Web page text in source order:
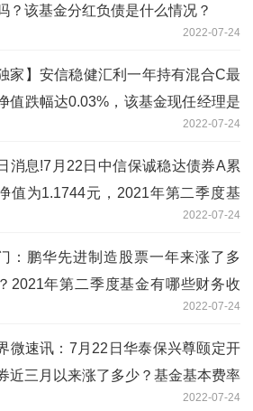
？该基金分红负债是什么情况？
2022-07-24
独家】安信稳健汇利一年持有混合C最
值跌幅达0.03%，该基金现任经理是
2022-07-24
消息!7月22日中信保诚稳达债券A累
值为1.1744元，2021年第二季度基
2022-07-24
：鹏华先进制造股票一年来涨了多
2021年第二季度基金有哪些财务收
2022-07-24
微速讯：7月22日华泰保兴尊颐定开
近三月以来涨了多少？基金基本费率
2022-07-24